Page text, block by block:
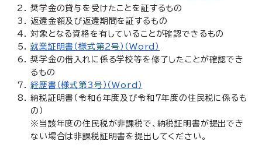
奨学金の貸与を受けたことを証するもの
返還金額及び返還期間を証するもの
対象となる資格を有していることが確認できるもの
就業証明書（様式第2号）（Word）
奨学金の借入れに係る学校等を修了したことが確認でき
るもの
経歴書（様式第3号）（Word）
納税証明書（令和６年度及び令和７年度の住民税に係るも
の）
※当該年度の住民税が非課税で、納税証明書が提出でき
ない場合は非課税証明書を提出してください。